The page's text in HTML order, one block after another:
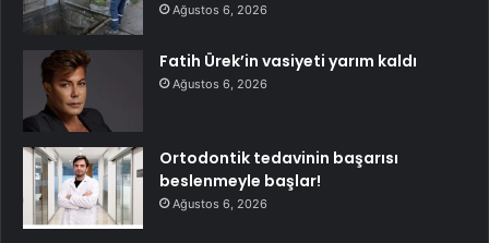
Ağustos 6, 2026
Fatih Ürek’in vasiyeti yarım kaldı
Ağustos 6, 2026
Ortodontik tedavinin başarısı
beslenmeyle başlar!
Ağustos 6, 2026